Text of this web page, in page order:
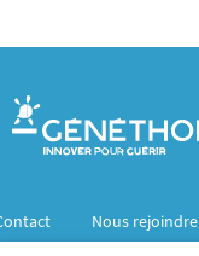
Nous rejoindre